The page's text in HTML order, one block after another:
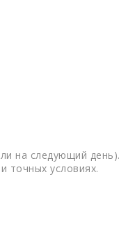
на следующий день).
точных условиях.